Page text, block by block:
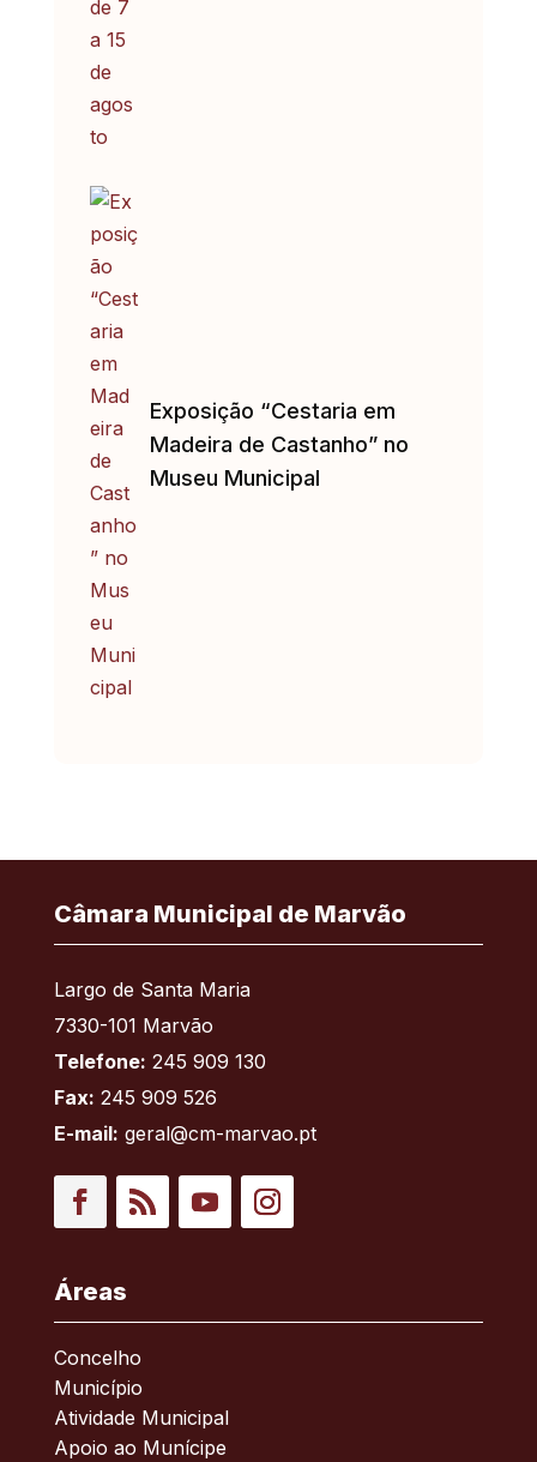
Exposição “Cestaria em
Madeira de Castanho” no
Museu Municipal
Câmara Municipal de Marvão
Largo de Santa Maria
7330-101 Marvão
Telefone: 245 909 130
Fax: 245 909 526
E-mail: geral@cm-marvao.pt
Áreas
Concelho
Município
Atividade Municipal
Apoio ao Munícipe